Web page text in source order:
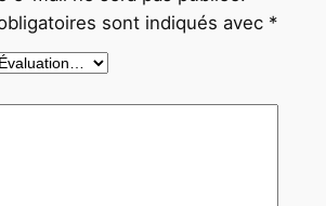
sont indiqués avec *